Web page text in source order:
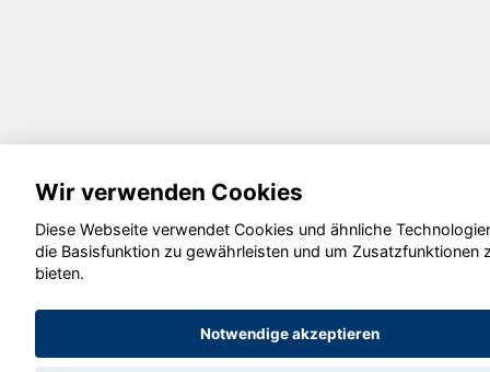
Wir verwenden Cookies
Diese Webseite verwendet Cookies und ähnliche
die Basisfunktion zu gewährleisten und um Zusatzfunktionen
bieten.
Notwendige akzeptieren